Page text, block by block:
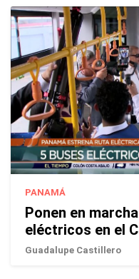
PANAMÁ
Ponen en
eléctricos en el
Guadalupe Castillero